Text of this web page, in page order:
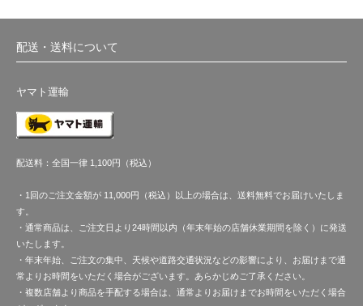
配送・送料について
ヤマト運輸
配送料：全国一律 1,100円（税込）
・1回のご注文金額が 11,000円（税込）以上の場合は、送料無料でお届けいたしま
す。
・通常商品は、ご注文日より24時間以内（年末年始の店舗休業期間を除く）に発送
いたします。
・年末年始、ご注文の集中、天候や道路交通状況などの影響により、お届けまで通
常よりお時間をいただく場合がございます。あらかじめご了承ください。
・複数店舗より商品を手配する場合は、通常よりお届けまでお時間をいただく場合